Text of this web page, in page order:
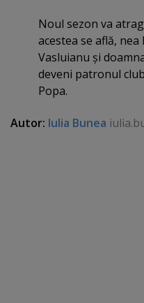
Noul sezon va
acestea se află,
Vasluianu şi
deveni patronul
Popa.
Autor: Iulia Bunea